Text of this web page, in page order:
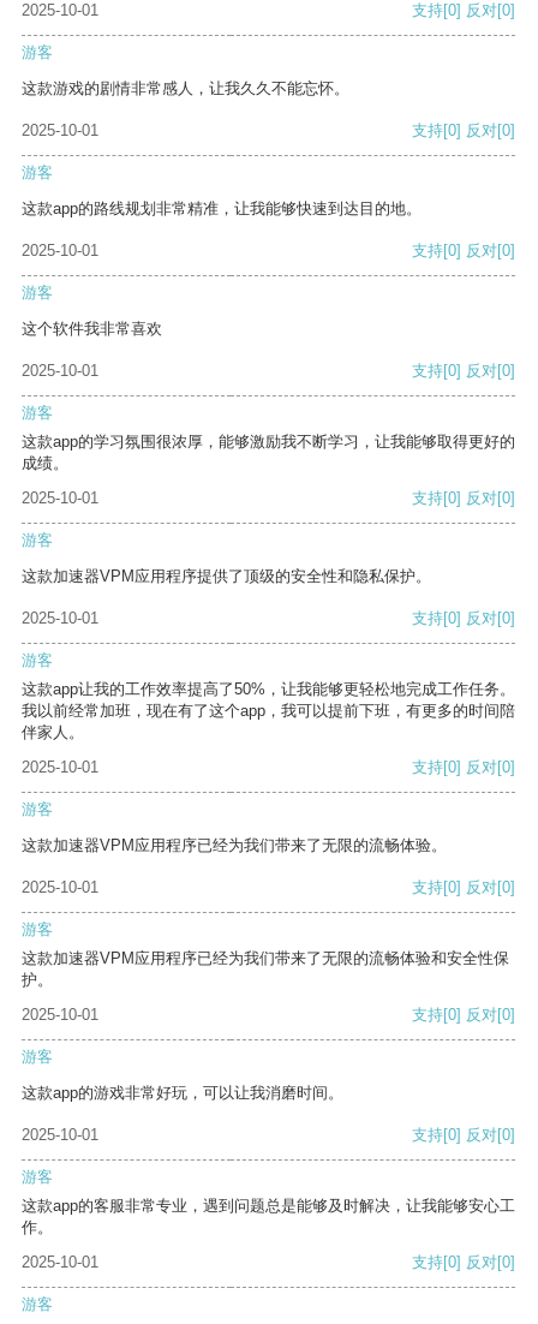
2025-10-01
支持[0] 反对[0]
游客
这款游戏的剧情非常感人，让我久久不能忘怀。
2025-10-01 支持[0] 反对[0]
游客
这款app的路线规划非常精准，让我能够快速到达目的地。
2025-10-01 支持[0] 反对[0]
游客
这个软件我非常喜欢
2025-10-01 支持[0] 反对[0]
游客
这款app的学习氛围很浓厚，能够激励我不断学习，让我能够取得更好的
成绩。
2025-10-01
支持[0] 反对[0]
游客
这款加速器VPM应用程序提供了顶级的安全性和隐私保护。
2025-10-01 支持[0] 反对[0]
游客
这款app让我的工作效率提高了50%，让我能够更轻松地完成工作任务。
我以前经常加班，现在有了这个app，我可以提前下班，有更多的时间陪
伴家人。
2025-10-01
支持[0] 反对[0]
游客
这款加速器VPM应用程序已经为我们带来了无限的流畅体验。
2025-10-01 支持[0] 反对[0]
游客
这款加速器VPM应用程序已经为我们带来了无限的流畅体验和安全性保
护。
2025-10-01
支持[0] 反对[0]
游客
这款app的游戏非常好玩，可以让我消磨时间。
2025-10-01 支持[0] 反对[0]
游客
这款app的客服非常专业，遇到问题总是能够及时解决，让我能够安心工
作。
2025-10-01
支持[0] 反对[0]
游客